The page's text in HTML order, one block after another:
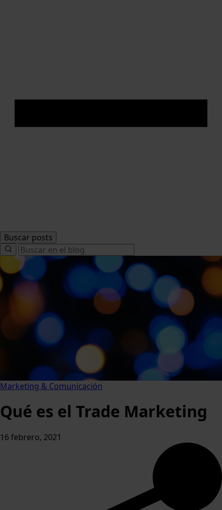
Buscar posts
Search
for:
Marketing & Comunicación
Qué es el Trade Marketing
16 febrero, 2021